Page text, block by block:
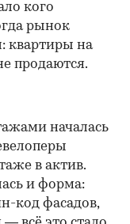
кого
рынок
квартиры на
продаются.
началась
в актив.
и форма:
код фасадов,